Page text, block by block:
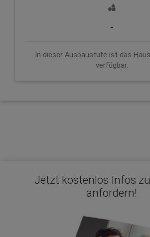
-
In dieser Ausbaustufe ist das
verfügbar.
Jetzt kostenlos Infos
anfordern!